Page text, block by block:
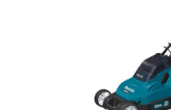
ZNAČKOVACÍ SPREJE